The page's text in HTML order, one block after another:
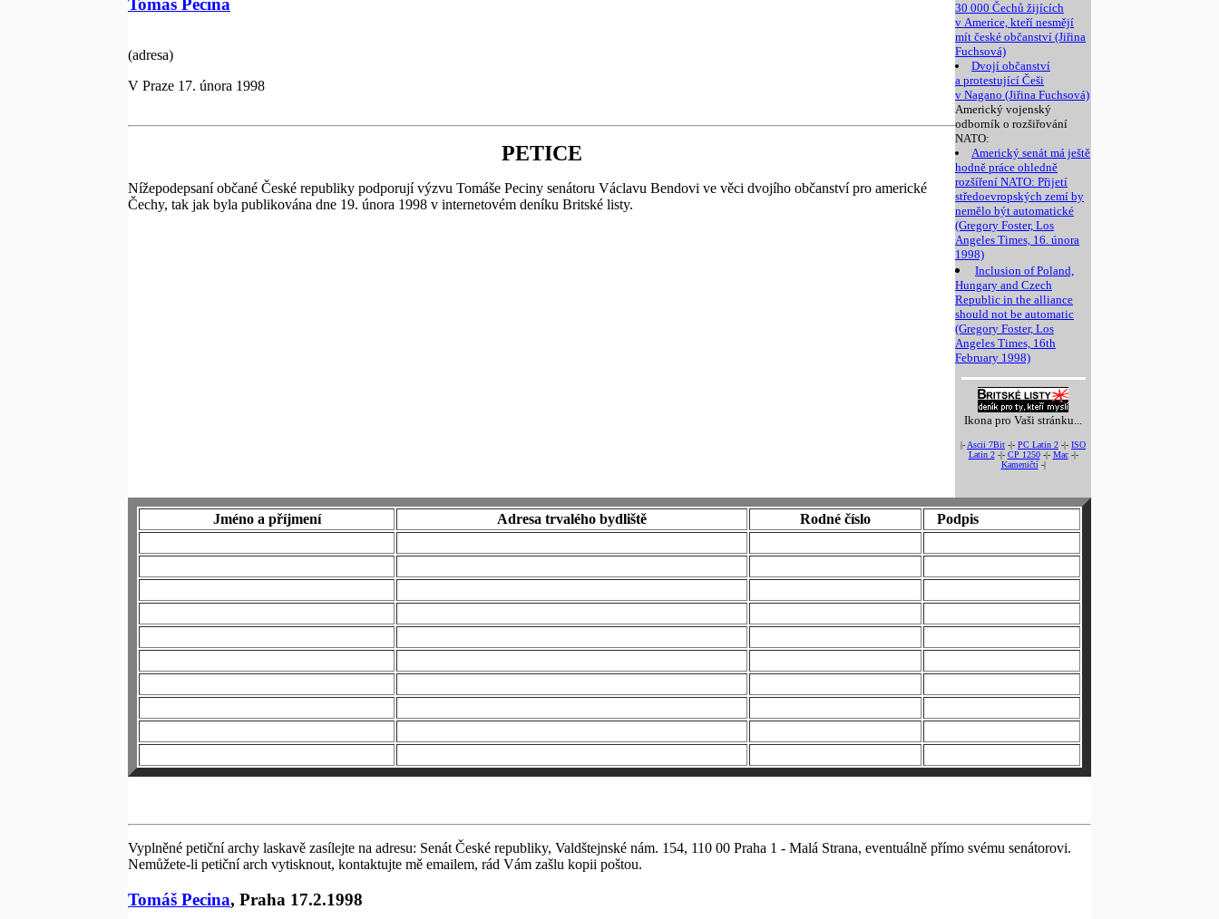
30 000 Čechů žijících
v Americe, kteří nesmějí
mít české občanství (Jiřina
Fuchsová)
Dvojí občanství
a protestující Češi
v Nagano (Jiřina Fuchsová)
Americký vojenský
odborník o rozšiřování
NATO:
Americký senát má ještě
hodně práce ohledně
rozšíření NATO: Přijetí
středoevropských zemí by
nemělo být automatické
(Gregory Foster, Los
Angeles Times, 16. února
1998)
Inclusion of Poland,
Hungary and Czech
Republic in the alliance
should not be automatic
(Gregory Foster, Los
Angeles Times, 16th
February 1998)
Ikona pro Vaši stránku...
|- Ascii 7Bit -|- PC Latin 2 -|- ISO
Latin 2-|- CP 1250-|- Mac-|-
Kameničtí-|
(adresa)
V Praze 17. února 1998
PETICE
Nížepodepsaní občané České republiky podporují výzvu Tomáše Peciny senátoru Václavu Bendovi ve věci dvojího občanství pro americké
Čechy, tak jak byla publikována dne 19. února 1998 v internetovém deníku Britské listy.
Jméno a příjmení Adresa trvalého bydliště Rodné číslo Podpis
Vyplněné petiční archy laskavě zasílejte na adresu: Senát České republiky, Valdštejnské nám. 154, 110 00 Praha 1 - Malá Strana, eventuálně přímo svému senátorovi.
Nemůžete-li petiční arch vytisknout, kontaktujte mě emailem, rád Vám zašlu kopii poštou.
Tomáš Pecina, Praha 17.2.1998